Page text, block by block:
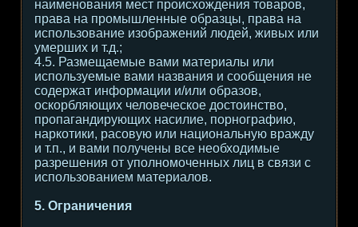
наименования мест происхождения товаров,
права на промышленные образцы, права на
использование изображений людей, живых или
умерших и т.д.;
4.5. Размещаемые вами материалы или
используемые вами названия и сообщения не
содержат информации и/или образов,
оскорбляющих человеческое достоинство,
пропагандирующих насилие, порнографию,
наркотики, расовую или национальную вражду
и т.п., и вами получены все необходимые
разрешения от уполномоченных лиц в связи с
использованием материалов.
5. Ограничения